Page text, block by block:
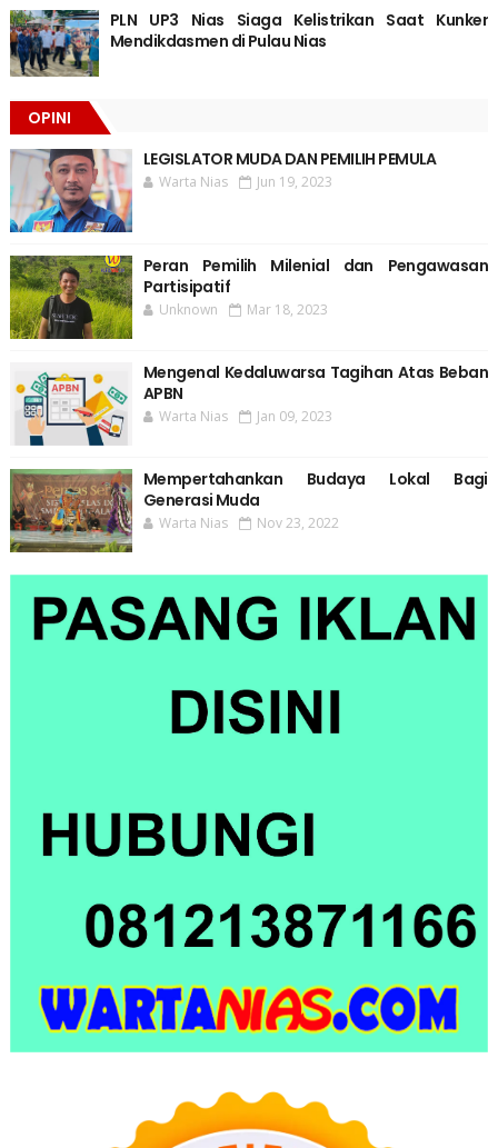
PLN UP3 Nias Siaga Kelistrikan Saat Kunker
Mendikdasmen di Pulau Nias
OPINI
LEGISLATOR MUDA DAN PEMILIH PEMULA
Warta Nias Jun 19, 2023
Peran Pemilih Milenial dan Pengawasan
Partisipatif
Unknown Mar 18, 2023
Mengenal Kedaluwarsa Tagihan Atas Beban
APBN
Warta Nias Jan 09, 2023
Mempertahankan Budaya Lokal Bagi
Generasi Muda
Warta Nias Nov 23, 2022